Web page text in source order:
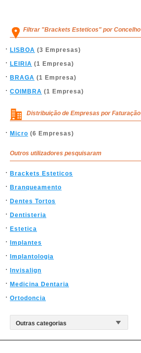
Filtrar "Brackets Esteticos" por Concelho
LISBOA (3 Empresas)
LEIRIA (1 Empresa)
BRAGA (1 Empresa)
COIMBRA (1 Empresa)
Distribuição de Empresas por Faturação
Micro (6 Empresas)
Outros utilizadores pesquisaram
Brackets Esteticos
Branqueamento
Dentes Tortos
Dentisteria
Estetica
Implantes
Implantologia
Invisalign
Medicina Dentaria
Ortodoncia